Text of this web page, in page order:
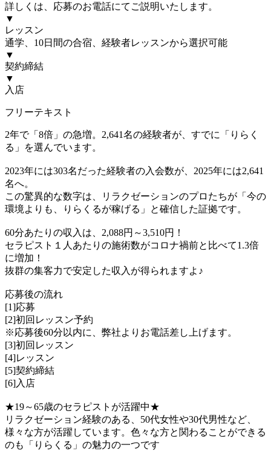
詳しくは、応募のお電話にてご説明いたします。
▼
レッスン
通学、10日間の合宿、経験者レッスンから選択可能
▼
契約締結
▼
入店
フリーテキスト
2年で「8倍」の急増。2,641名の経験者が、すでに「りらく
る」を選んでいます。
2023年には303名だった経験者の入会数が、2025年には2,641
名へ。
この驚異的な数字は、リラクゼーションのプロたちが「今の
環境よりも、りらくるが稼げる」と確信した証拠です。
60分あたりの収入は、2,088円～3,510円！
セラピスト１人あたりの施術数がコロナ禍前と比べて1.3倍
に増加！
抜群の集客力で安定した収入が得られますよ♪
応募後の流れ
[1]応募
[2]初回レッスン予約
※応募後60分以内に、弊社よりお電話差し上げます。
[3]初回レッスン
[4]レッスン
[5]契約締結
[6]入店
★19～65歳のセラピストが活躍中★
リラクゼーション経験のある、50代女性や30代男性など、
様々な方が活躍しています。色々な方と関わることができる
のも「りらくる」の魅力の一つです